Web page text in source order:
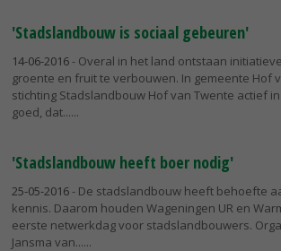
'Stadslandbouw is sociaal gebeuren'
14-06-2016- Overal in het land ontstaan
groente en fruit te verbouwen. In gemeente Hof
stichting Stadslandbouw Hof van Twente actief
goed, dat...
'Stadslandbouw heeft boer nodig'
25-05-2016- De stadslandbouw heeft behoefte
kennis. Daarom houden Wageningen UR en
eerste netwerkdag voor stadslandbouwers.
Jansma van...